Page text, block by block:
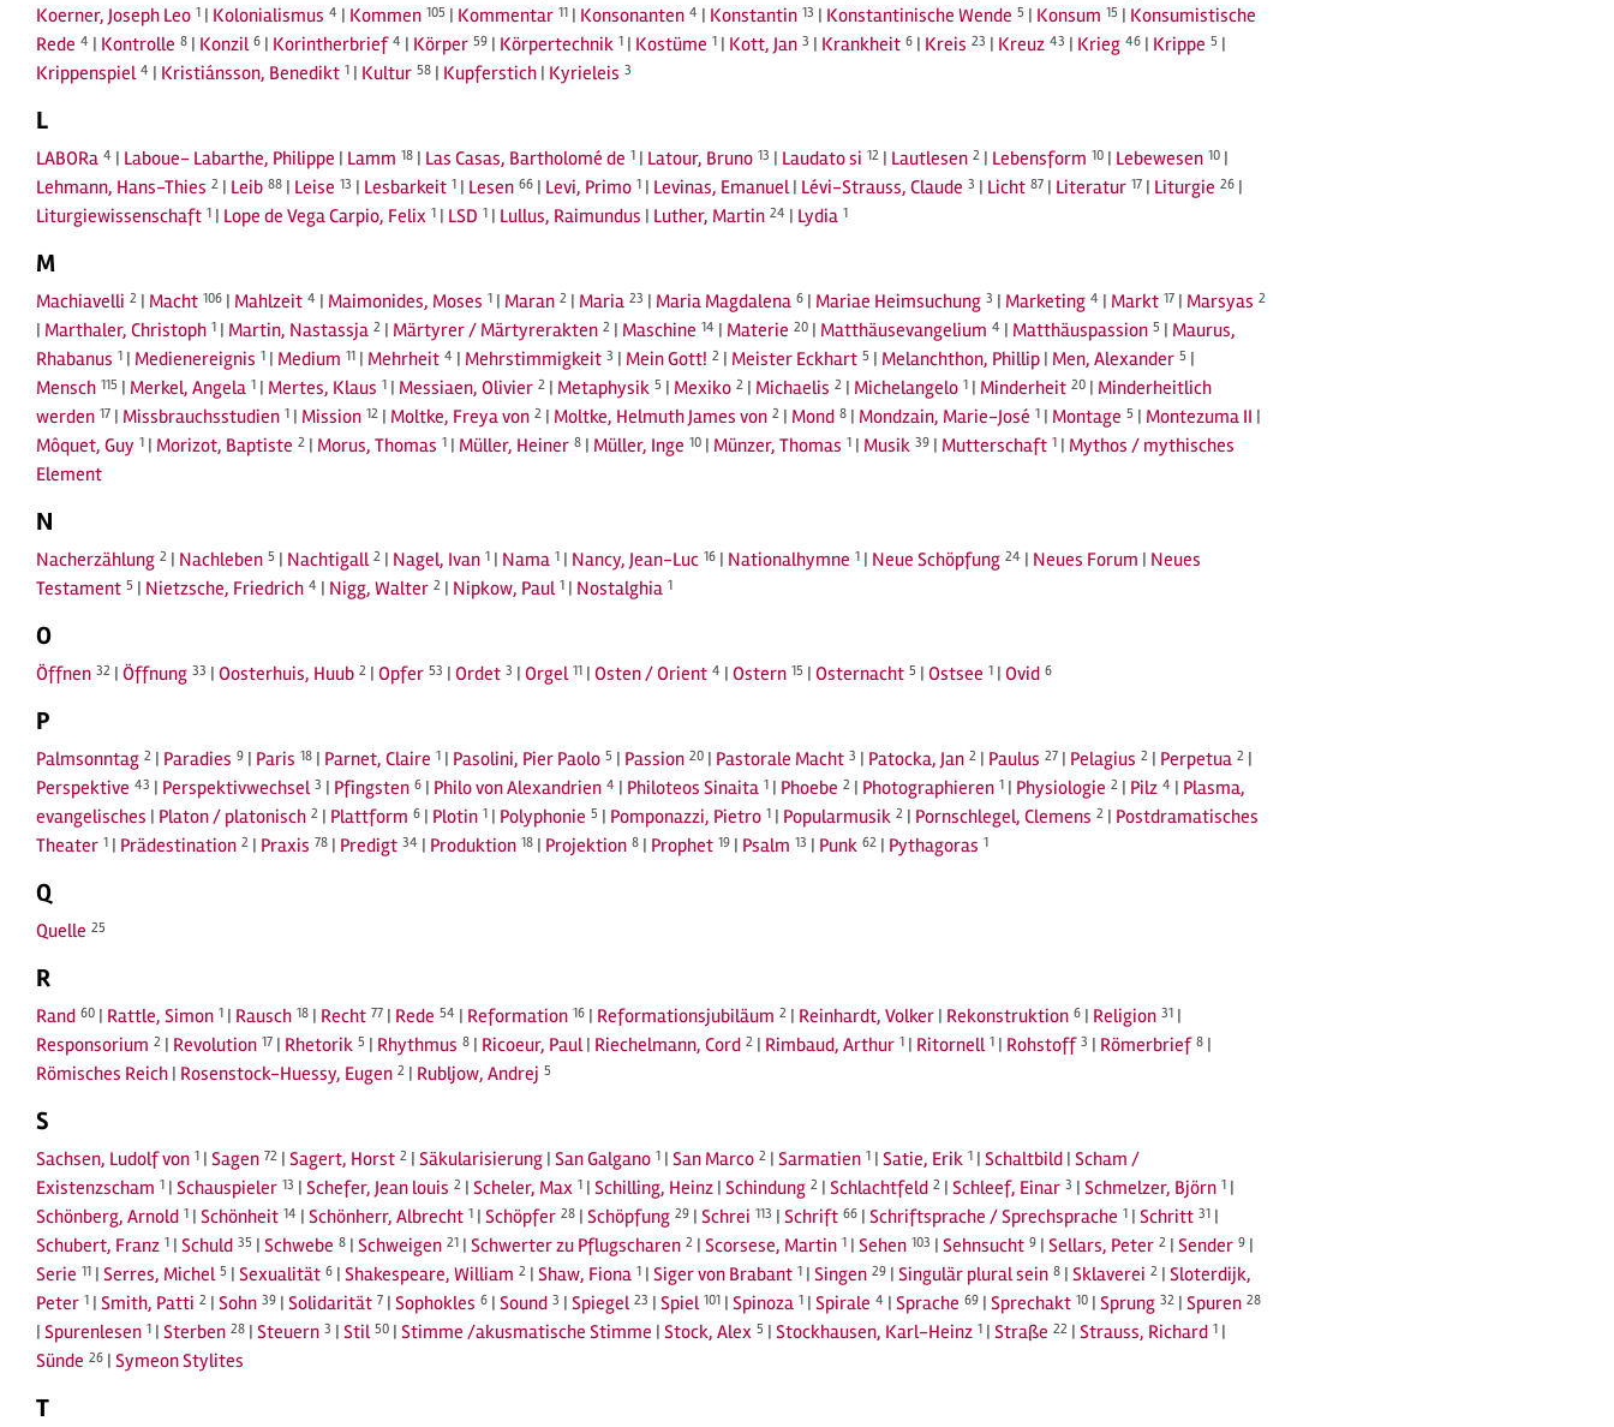
Koerner, Joseph Leo 1 | Kolonialismus 4 | Kommen 105 | Kommentar 11 | Konsonanten 4 | Konstantin 13 | Konstantinische Wende 5 | Konsum 15 | Konsumistische
Rede 4 | Kontrolle 8 | Konzil 6 | Korintherbrief 4 | Körper 59 | Körpertechnik 1 | Kostüme 1 | Kott, Jan 3 | Krankheit 6 | Kreis 23 | Kreuz 43 | Krieg 46 | Krippe 5 |
Krippenspiel 4 | Kristiánsson, Benedikt 1 | Kultur 58 | Kupferstich | Kyrieleis 3
L
LABORa 4 | Laboue- Labarthe, Philippe | Lamm 18 | Las Casas, Bartholomé de 1 | Latour, Bruno 13 | Laudato si 12 | Lautlesen 2 | Lebensform 10 | Lebewesen 10 |
Lehmann, Hans-Thies 2 | Leib 88 | Leise 13 | Lesbarkeit 1 | Lesen 66 | Levi, Primo 1 | Levinas, Emanuel| Lévi-Strauss, Claude 3 | Licht 87 | Literatur 17 | Liturgie 26 |
Liturgiewissenschaft 1 | Lope de Vega Carpio, Felix 1 | LSD 1 | Lullus, Raimundus | Luther, Martin 24 | Lydia 1
M
Machiavelli 2 | Macht 106 | Mahlzeit 4 | Maimonides, Moses 1 | Maran 2 | Maria 23 | Maria Magdalena 6 | Mariae Heimsuchung 3 | Marketing 4 | Markt 17 | Marsyas 2
| Marthaler, Christoph 1 | Martin, Nastassja 2 | Märtyrer / Märtyrerakten 2 | Maschine 14 | Materie 20 | Matthäusevangelium 4 | Matthäuspassion 5 | Maurus,
Rhabanus 1 | Medienereignis 1 | Medium 11 | Mehrheit 4 | Mehrstimmigkeit 3 | Mein Gott! 2 | Meister Eckhart 5 | Melanchthon, Phillip | Men, Alexander 5 |
Mensch 115 | Merkel, Angela 1 | Mertes, Klaus 1 | Messiaen, Olivier 2 | Metaphysik 5 | Mexiko 2 | Michaelis 2 | Michelangelo 1 | Minderheit 20 | Minderheitlich
werden 17 | Missbrauchsstudien 1 | Mission 12 | Moltke, Freya von 2 | Moltke, Helmuth James von 2 | Mond 8 | Mondzain, Marie-José 1 | Montage 5 | Montezuma II |
Môquet, Guy 1 | Morizot, Baptiste 2 | Morus, Thomas 1 | Müller, Heiner 8 | Müller, Inge 10 | Münzer, Thomas 1 | Musik 39 | Mutterschaft 1 | Mythos / mythisches
Element
N
Nacherzählung 2 | Nachleben 5 | Nachtigall 2 | Nagel, Ivan 1 | Nama 1 | Nancy, Jean-Luc 16 | Nationalhymne 1 | Neue Schöpfung 24 | Neues Forum | Neues
Testament 5 | Nietzsche, Friedrich 4 | Nigg, Walter 2 | Nipkow, Paul 1 | Nostalghia 1
O
Öffnen 32 | Öffnung 33 | Oosterhuis, Huub 2 | Opfer 53 | Ordet 3 | Orgel 11 | Osten / Orient 4 | Ostern 15 | Osternacht 5 | Ostsee 1 | Ovid 6
P
Palmsonntag 2 | Paradies 9 | Paris 18 | Parnet, Claire 1 | Pasolini, Pier Paolo 5 | Passion 20 | Pastorale Macht 3 | Patocka, Jan 2 | Paulus 27 | Pelagius 2 | Perpetua 2 |
Perspektive 43 | Perspektivwechsel 3 | Pfingsten 6 | Philo von Alexandrien 4 | Philoteos Sinaita 1 | Phoebe 2 | Photographieren 1 | Physiologie 2 | Pilz 4 | Plasma,
evangelisches | Platon / platonisch 2 | Plattform 6 | Plotin 1 | Polyphonie 5 | Pomponazzi, Pietro 1 | Popularmusik 2 | Pornschlegel, Clemens 2 | Postdramatisches
Theater 1 | Prädestination 2 | Praxis 78 | Predigt 34 | Produktion 18 | Projektion 8 | Prophet 19 | Psalm 13 | Punk 62 | Pythagoras 1
Q
Quelle 25
R
Rand 60 | Rattle, Simon 1 | Rausch 18 | Recht 77 | Rede 54 | Reformation 16 | Reformationsjubiläum 2 | Reinhardt, Volker | Rekonstruktion 6 | Religion 31 |
Responsorium 2 | Revolution 17 | Rhetorik 5 | Rhythmus 8 | Ricoeur, Paul| Riechelmann, Cord 2 | Rimbaud, Arthur 1 | Ritornell 1 | Rohstoff 3 | Römerbrief 8 |
Römisches Reich | Rosenstock-Huessy, Eugen 2 | Rubljow, Andrej 5
S
Sachsen, Ludolf von 1 | Sagen 72 | Sagert, Horst 2 | Säkularisierung | San Galgano 1 | San Marco 2 | Sarmatien 1 | Satie, Erik 1 | Schaltbild | Scham /
Existenzscham 1 | Schauspieler 13 | Schefer, Jean louis 2 | Scheler, Max 1 | Schilling, Heinz | Schindung 2 | Schlachtfeld 2 | Schleef, Einar 3 | Schmelzer, Björn 1 |
Schönberg, Arnold 1 | Schönheit 14 | Schönherr, Albrecht 1 | Schöpfer 28 | Schöpfung 29 | Schrei 113 | Schrift 66 | Schriftsprache / Sprechsprache 1 | Schritt 31 |
Schubert, Franz 1 | Schuld 35 | Schwebe 8 | Schweigen 21 | Schwerter zu Pflugscharen 2 | Scorsese, Martin 1 | Sehen 103 | Sehnsucht 9 | Sellars, Peter 2 | Sender 9 |
Serie 11 | Serres, Michel 5 | Sexualität 6 | Shakespeare, William 2 | Shaw, Fiona 1 | Siger von Brabant 1 | Singen 29 | Singulär plural sein 8 | Sklaverei 2 | Sloterdijk,
Peter 1 | Smith, Patti 2 | Sohn 39 | Solidarität 7 | Sophokles 6 | Sound 3 | Spiegel 23 | Spiel 101 | Spinoza 1 | Spirale 4 | Sprache 69 | Sprechakt 10 | Sprung 32 | Spuren 28
| Spurenlesen 1 | Sterben 28 | Steuern 3 | Stil 50 | Stimme /akusmatische Stimme | Stock, Alex 5 | Stockhausen, Karl-Heinz 1 | Straße 22 | Strauss, Richard 1 |
Sünde 26 | Symeon Stylites
T